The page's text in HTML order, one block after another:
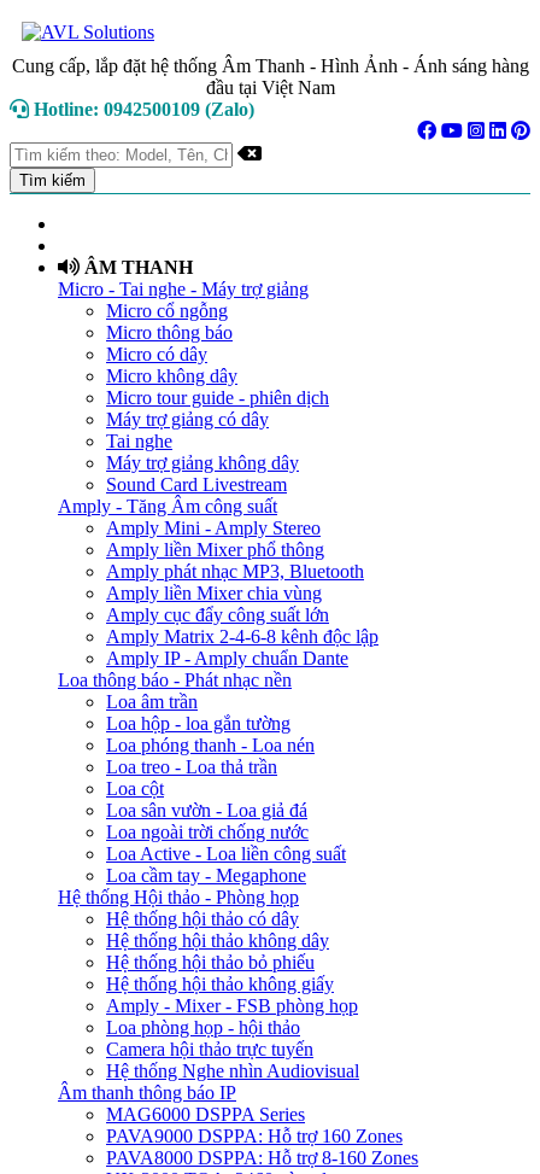
Cung cấp, lắp đặt hệ thống Âm Thanh - Hình Ảnh - Ánh sáng hàng
đầu tại Việt Nam
Hotline: 0942500109 (Zalo)
ÂM THANH
Micro - Tai nghe - Máy trợ giảng
Micro cổ ngỗng
Micro thông báo
Micro có dây
Micro không dây
Micro tour guide - phiên dịch
Máy trợ giảng có dây
Tai nghe
Máy trợ giảng không dây
Sound Card Livestream
Amply - Tăng Âm công suất
Amply Mini - Amply Stereo
Amply liền Mixer phổ thông
Amply phát nhạc MP3, Bluetooth
Amply liền Mixer chia vùng
Amply cục đẩy công suất lớn
Amply Matrix 2-4-6-8 kênh độc lập
Amply IP - Amply chuẩn Dante
Loa thông báo - Phát nhạc nền
Loa âm trần
Loa hộp - loa gắn tường
Loa phóng thanh - Loa nén
Loa treo - Loa thả trần
Loa cột
Loa sân vườn - Loa giả đá
Loa ngoài trời chống nước
Loa Active - Loa liền công suất
Loa cầm tay - Megaphone
Hệ thống Hội thảo - Phòng họp
Hệ thống hội thảo có dây
Hệ thống hội thảo không dây
Hệ thống hội thảo bỏ phiếu
Hệ thống hội thảo không giấy
Amply - Mixer - FSB phòng họp
Loa phòng họp - hội thảo
Camera hội thảo trực tuyến
Hệ thống Nghe nhìn Audiovisual
Âm thanh thông báo IP
MAG6000 DSPPA Series
PAVA9000 DSPPA: Hỗ trợ 160 Zones
PAVA8000 DSPPA: Hỗ trợ 8-160 Zones